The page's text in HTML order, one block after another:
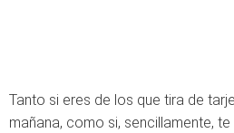
Tanto si eres de los que tira de
mañana, como si, sencillamente,